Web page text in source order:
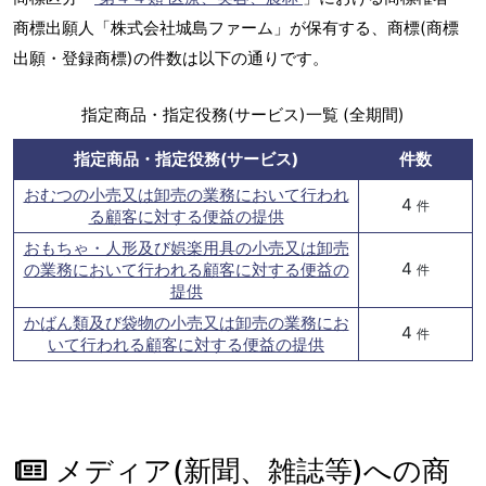
商標出願人「株式会社城島ファーム」が保有する、商標(商標
出願・登録商標)の件数は以下の通りです。
指定商品・指定役務(サービス)一覧 (全期間)
指定商品・指定役務(サービス)
件数
おむつの小売又は卸売の業務において行われ
る顧客に対する便益の提供
4 件
おもちゃ・人形及び娯楽用具の小売又は卸売
の業務において行われる顧客に対する便益の
提供
4 件
かばん類及び袋物の小売又は卸売の業務にお
いて行われる顧客に対する便益の提供
4 件
メディア(新聞、雑誌等)への商